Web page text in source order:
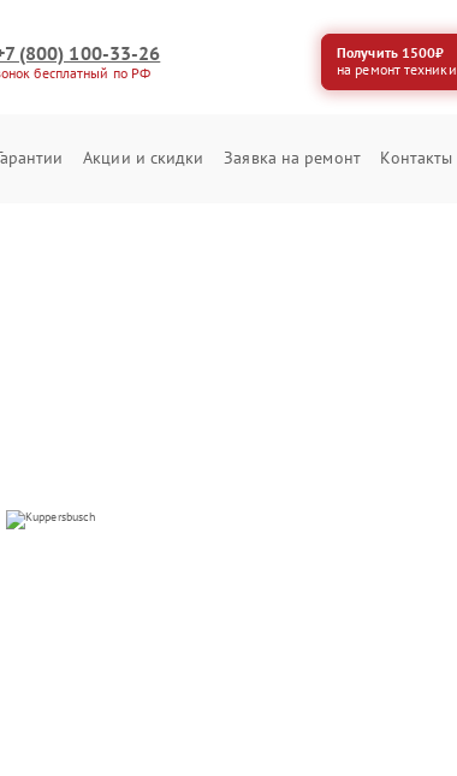
(800) 100-33-26
бесплатный по РФ
Получить 1500₽
на ремонт техники
Акции и скидки Заявка на ремонт Контакты